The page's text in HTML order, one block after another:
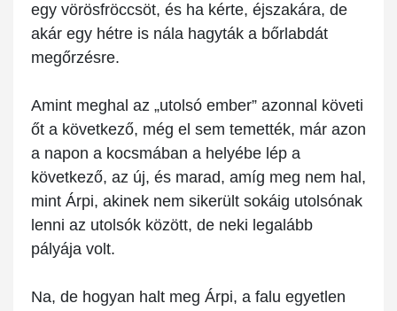
egy vörösfröccsöt, és ha kérte, éjszakára, de
akár egy hétre is nála hagyták a bőrlabdát
megőrzésre.
Amint meghal az „utolsó ember” azonnal követi
őt a következő, még el sem temették, már azon
a napon a kocsmában a helyébe lép a
következő, az új, és marad, amíg meg nem hal,
mint Árpi, akinek nem sikerült sokáig utolsónak
lenni az utolsók között, de neki legalább
pályája volt.
Na, de hogyan halt meg Árpi, a falu egyetlen